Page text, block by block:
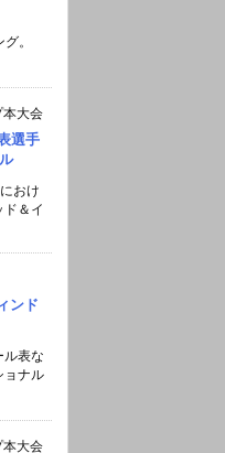
。
本大会
選手
おけ
＆イ
ンド
ル表な
ョナル
本大会